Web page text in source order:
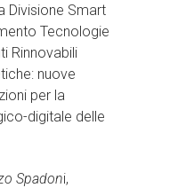
Divisione Smart
Tecnologie
Rinnovabili
nuove
per la
digitale delle
Spadoni,